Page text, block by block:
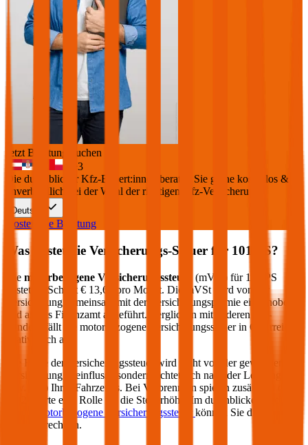
Jetzt Beratung buchen
+3
Die durchblicker Kfz-Expert:innen beraten Sie gerne kostenlos &
unverbindlich bei der Wahl der richtigen Kfz-Versicherung.
Deutsch
Kostenlose Beratung
Was kostet die Versicherungs-Steuer für 101 PS?
Die motorbezogene Versicherungssteuer (mVSt) für 101
PS
kostet im Schnitt € 13,68
pro Monat. Die mVSt wird von der
Versicherung gemeinsam mit der Versicherungsprämie eingehoben
und an das Finanzamt abgeführt. Verglichen mit anderen EU-
Ländern fällt die motorbezogene Versicherungssteuer in Österreich
relativ hoch aus.
Die Höhe der Versicherungssteuer wird nicht von der gewählten
Versicherung beeinflusst, sondern richtet sich nach der Leistung (PS
bzw. kW) Ihres Fahrzeugs. Bei Verbrennern spielen zusätzlich die
CO2-Werte eine Rolle für die Steuerhöhe. Im durchblicker Rechner
motorbezogene Versicherungssteuer können Sie die Steuer
genau berechnen.